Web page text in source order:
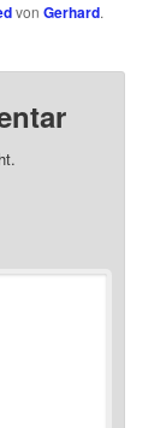
vonGerhard.